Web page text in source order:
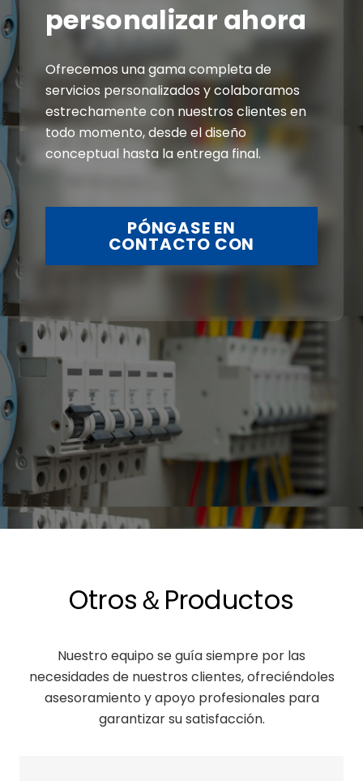
personalizar ahora
Ofrecemos una gama completa de
servicios personalizados y colaboramos
estrechamente con nuestros clientes en
todo momento, desde el diseño
conceptual hasta la entrega final.
PÓNGASE EN
CONTACTO CON
Otros＆Productos
Nuestro equipo se guía siempre por las
necesidades de nuestros clientes, ofreciéndoles
asesoramiento y apoyo profesionales para
garantizar su satisfacción.